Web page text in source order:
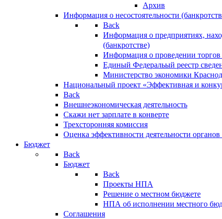
Архив
Информация о несостоятельности
Back
Информация о предприятиях,
(банкротстве)
Информация о проведении
Единый Федеральый реестр
Министерство экономики
Национальный проект «Эффективная и
Back
Внешнеэкономическая деятельность
Скажи нет зарплате в конверте
Трехсторонняя комиссия
Оценка эффективности деятельности
Бюджет
Back
Бюджет
Back
Проекты НПА
Решение о местном бюджете
НПА об исполнении местного
Соглашения